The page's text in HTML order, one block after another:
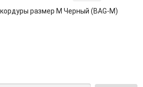
размер M Черный (BAG-М)